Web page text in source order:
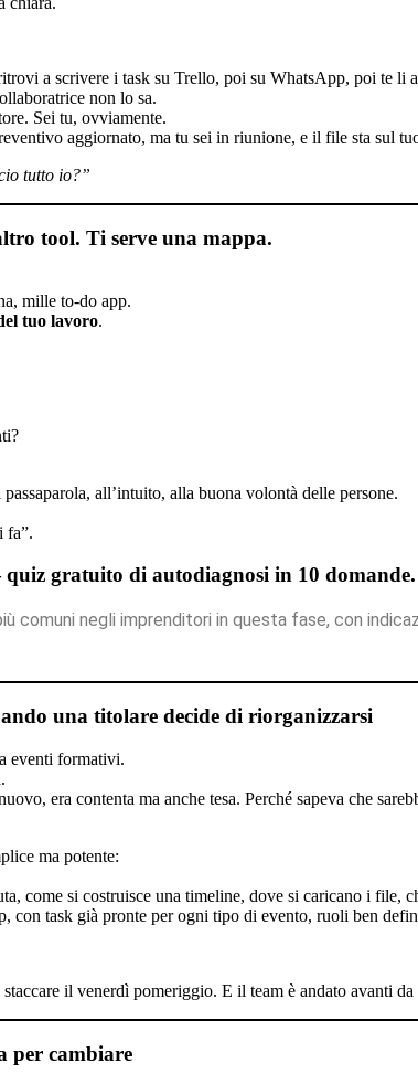
a scrivere i task su Trello, poi su WhatsApp, poi te li
non lo sa.
Sei tu, ovviamente.
aggiornato, ma tu sei in riunione, e il file sta sul
tutto io?”
tool. Ti serve una mappa.
mille to-do app.
tuo lavoro.
passaparola, all’intuito, alla buona volontà delle persone.
fa”.
gratuito di autodiagnosi in 10 domande.
comuni negli imprenditori in questa fase, con
una titolare decide di riorganizzarsi
eventi formativi.
era contenta ma anche tesa. Perché sapeva che
ma potente:
come si costruisce una timeline, dove si caricano i file,
con task già pronte per ogni tipo di evento, ruoli ben
il venerdì pomeriggio. E il team è andato avanti da
per cambiare